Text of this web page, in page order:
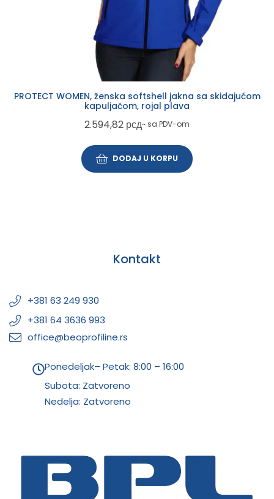
PROTECT WOMEN, ženska softshell jakna sa skidajućom
kapuljačom, rojal plava
2.594,82 рсд~ sa PDV-om
DODAJ U KORPU
Kontakt
+381 63 249 930
+381 64 3636 993
office@beoprofiline.rs
Ponedeljak– Petak: 8:00 – 16:00
Subota: Zatvoreno
Nedelja: Zatvoreno